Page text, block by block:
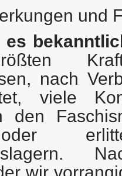
und
es
nach
viele
den
oder
wir